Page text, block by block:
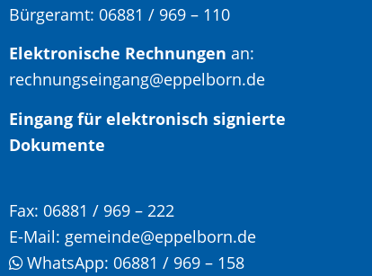
Bürgeramt: 06881 / 969 – 110
Elektronische Rechnungen an:
rechnungseingang@eppelborn.de
Eingang für elektronisch signierte
Dokumente
Fax: 06881 / 969 – 222
E-Mail: gemeinde@eppelborn.de
WhatsApp: 06881 / 969 – 158